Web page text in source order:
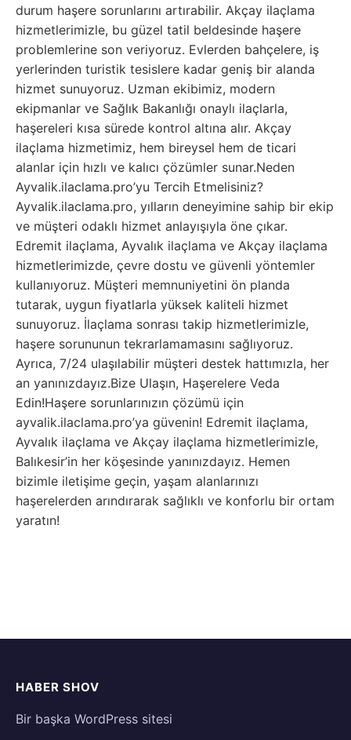
durum haşere sorunlarını artırabilir. Akçay ilaçlama
hizmetlerimizle, bu güzel tatil beldesinde haşere
problemlerine son veriyoruz. Evlerden bahçelere, iş
yerlerinden turistik tesislere kadar geniş bir alanda
hizmet sunuyoruz. Uzman ekibimiz, modern
ekipmanlar ve Sağlık Bakanlığı onaylı ilaçlarla,
haşereleri kısa sürede kontrol altına alır. Akçay
ilaçlama hizmetimiz, hem bireysel hem de ticari
alanlar için hızlı ve kalıcı çözümler sunar.Neden
Ayvalik.ilaclama.pro’yu Tercih Etmelisiniz?
Ayvalik.ilaclama.pro, yılların deneyimine sahip bir ekip
ve müşteri odaklı hizmet anlayışıyla öne çıkar.
Edremit ilaçlama, Ayvalık ilaçlama ve Akçay ilaçlama
hizmetlerimizde, çevre dostu ve güvenli yöntemler
kullanıyoruz. Müşteri memnuniyetini ön planda
tutarak, uygun fiyatlarla yüksek kaliteli hizmet
sunuyoruz. İlaçlama sonrası takip hizmetlerimizle,
haşere sorununun tekrarlamamasını sağlıyoruz.
Ayrıca, 7/24 ulaşılabilir müşteri destek hattımızla, her
an yanınızdayız.Bize Ulaşın, Haşerelere Veda
Edin!Haşere sorunlarınızın çözümü için
ayvalik.ilaclama.pro’ya güvenin! Edremit ilaçlama,
Ayvalık ilaçlama ve Akçay ilaçlama hizmetlerimizle,
Balıkesir’in her köşesinde yanınızdayız. Hemen
bizimle iletişime geçin, yaşam alanlarınızı
haşerelerden arındırarak sağlıklı ve konforlu bir ortam
yaratın!
HABER SHOV
Bir başka WordPress sitesi